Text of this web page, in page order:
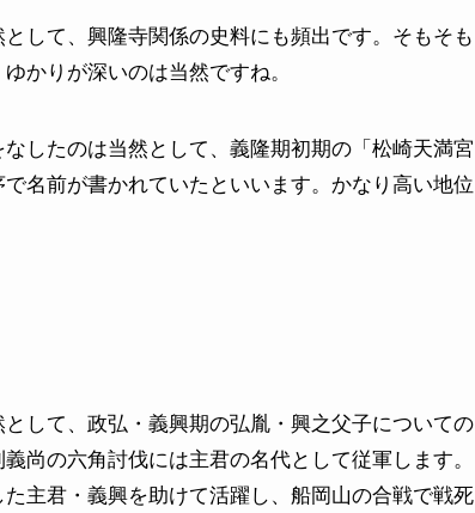
して、興隆寺関係の史料にも頻出です。そもそも
かりが深いのは当然ですね。
したのは当然として、義隆期初期の「松崎天満宮
名前が書かれていたといいます。かなり高い地位
して、政弘・義興期の弘胤・興之父子についての
尚の六角討伐には主君の名代として従軍します。
主君・義興を助けて活躍し、船岡山の合戦で戦死